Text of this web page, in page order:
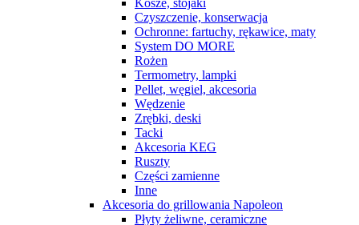
Kosze, stojaki
Czyszczenie, konserwacja
Ochronne: fartuchy, rękawice, maty
System DO MORE
Rożen
Termometry, lampki
Pellet, węgiel, akcesoria
Wędzenie
Zrębki, deski
Tacki
Akcesoria KEG
Ruszty
Części zamienne
Inne
Akcesoria do grillowania Napoleon
Płyty żeliwne, ceramiczne